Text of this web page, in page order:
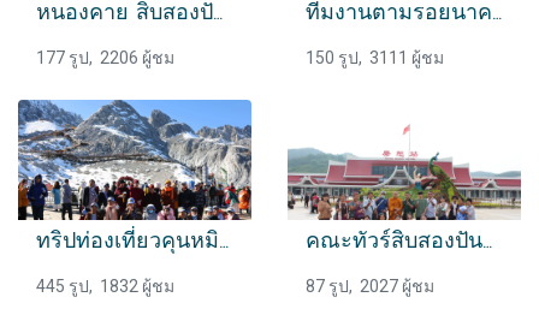
หนองคาย สิบสองปันนา
177 รูป, 2206 ผู้ชม
ทีมงานตามรอยนาคราช
150 รูป, 3111 ผู้ชม
ทริปท่องเที่ยวคุนหมิง ต้าหลี่ ลี่เจียง แซงกรีล่า
445 รูป, 1832 ผู้ชม
คณะทัวร์สิบสองปันนา
87 รูป, 2027 ผู้ชม